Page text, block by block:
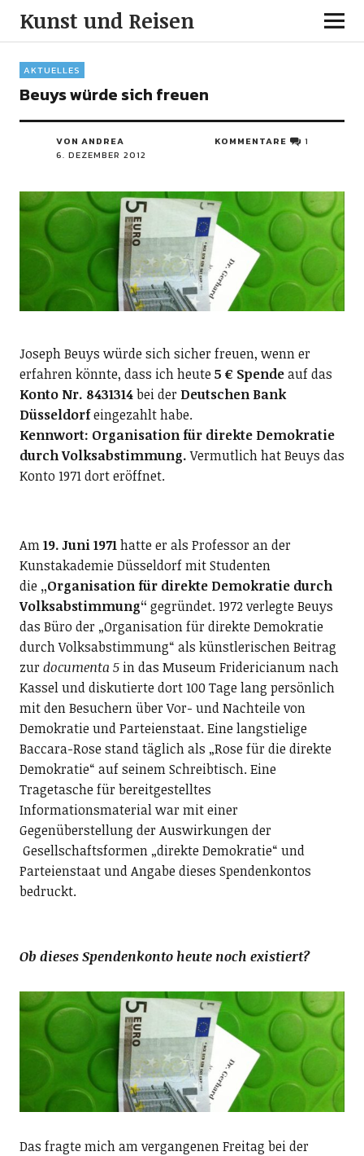
Kunst und Reisen
AKTUELLES
Beuys würde sich freuen
VON ANDREA
6. DEZEMBER 2012
KOMMENTARE 1
Joseph Beuys würde sich sicher freuen, wenn er
erfahren könnte, dass ich heute5 € Spendeauf das
Konto Nr. 8431314bei der Deutschen Bank
Düsseldorfeingezahlt habe.
Kennwort: Organisation für direkte Demokratie
durch Volksabstimmung.Vermutlich hat Beuys das
Konto 1971 dort eröffnet.
Am19. Juni 1971hatte er als Professor an der
Kunstakademie Düsseldorf mit Studenten
die „Organisation für direkte Demokratie durch
Volksabstimmung“ gegründet. 1972 verlegte Beuys
das Büro der „Organisation für direkte Demokratie
durch Volksabstimmung“ als künstlerischen Beitrag
zurdocumenta 5in das Museum Fridericianum nach
Kassel und diskutierte dort 100 Tage lang persönlich
mit den Besuchern über Vor- und Nachteile von
Demokratie und Parteienstaat. Eine langstielige
Baccara-Rose stand täglich als „Rose für die direkte
Demokratie“ auf seinem Schreibtisch. Eine
Tragetasche für bereitgestelltes
Informationsmaterial war mit einer
Gegenüberstellung der Auswirkungen der
Gesellschaftsformen „direkte Demokratie“ und
Parteienstaat und Angabe dieses Spendenkontos
bedruckt.
Ob dieses Spendenkonto heute noch existiert?
Das fragte mich am vergangenen Freitag bei der